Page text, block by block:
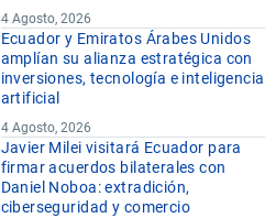
4 Agosto, 2026
Ecuador y Emiratos Árabes Unidos
amplían su alianza estratégica con
inversiones, tecnología e inteligencia
artificial
4 Agosto, 2026
Javier Milei visitará Ecuador para
firmar acuerdos bilaterales con
Daniel Noboa: extradición,
ciberseguridad y comercio